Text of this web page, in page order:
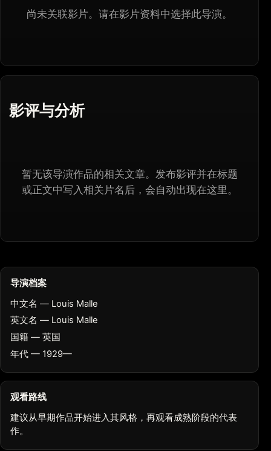
尚未关联影片。请在影片资料中选择此导演。
影评与分析
暂无该导演作品的相关文章。发布影评并在标题
或正文中写入相关片名后，会自动出现在这里。
导演档案
中文名 — Louis Malle
英文名 — Louis Malle
国籍 — 英国
年代 — 1929—
观看路线
建议从早期作品开始进入其风格，再观看成熟阶段的代表
作。